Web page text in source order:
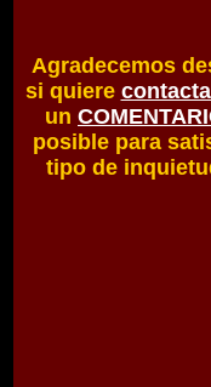
Agradecemos
si quiere
un
posible para
tipo de